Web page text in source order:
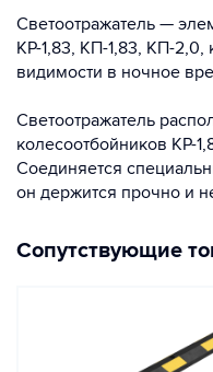
Светоотражатель —
КР-1,83, КП-1,83, КП-
видимости в ночное
Светоотражатель
колесоотбойников КР-
Соединяется
он держится прочно и
Сопутствующие